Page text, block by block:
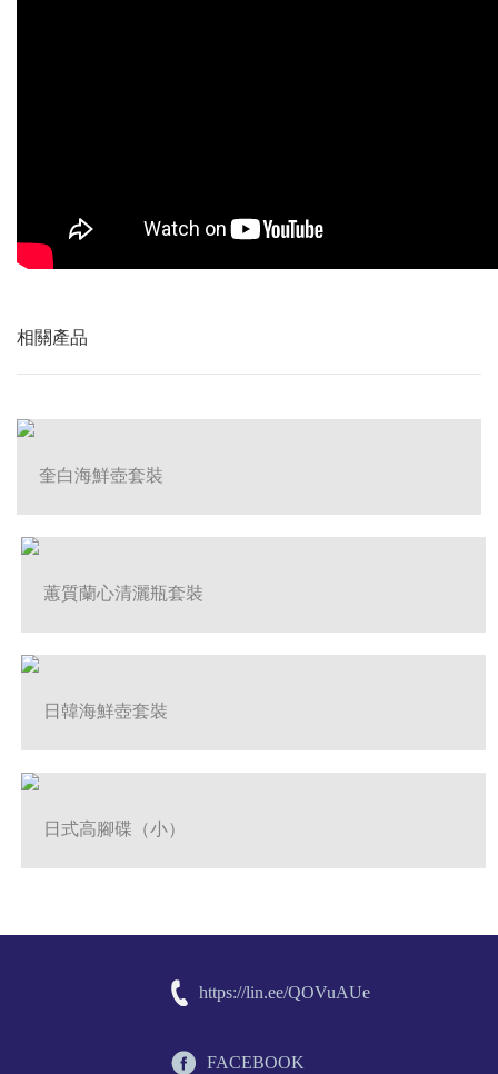
相關產品
奎白海鮮壺套裝
蕙質蘭心清灑瓶套裝
日韓海鮮壺套裝
日式高腳碟（小）
https://lin.ee/QOVuAUe
FACEBOOK